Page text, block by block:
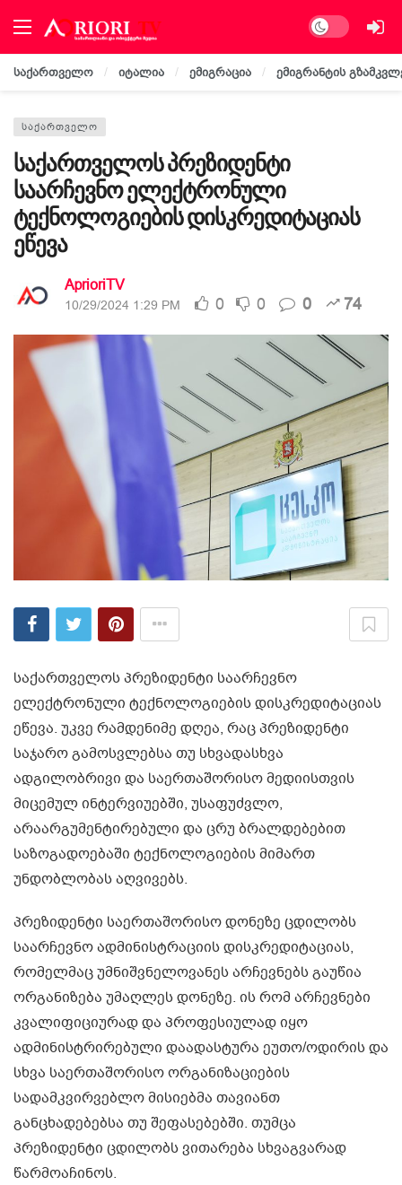
Dark mode
საქართველო იტალია ემიგრაცია ემიგრანტის
ᲡᲐᲥᲐᲠᲗᲕᲔᲚᲝ
საქართველოს პრეზიდენტი
საარჩევნო ელექტრონული
ტექნოლოგიების დისკრედიტაციას
ეწევა
AprioriTV
10/29/2024 1:29 PM 0 0 0 74
საქართველოს პრეზიდენტი საარჩევნო
ელექტრონული ტექნოლოგიების დისკრედიტაციას
ეწევა. უკვე რამდენიმე დღეა, რაც პრეზიდენტი
საჯარო გამოსვლებსა თუ სხვადასხვა
ადგილობრივი და საერთაშორისო მედიისთვის
მიცემულ ინტერვიუებში, უსაფუძვლო,
არაარგუმენტირებული და ცრუ ბრალდებებით
საზოგადოებაში ტექნოლოგიების მიმართ
უნდობლობას აღვივებს.
პრეზიდენტი საერთაშორისო დონეზე ცდილობს
საარჩევნო ადმინისტრაციის დისკრედიტაციას,
რომელმაც უმნიშვნელოვანეს არჩევნებს გაუწია
ორგანიზება უმაღლეს დონეზე. ის რომ არჩევნები
კვალიფიციურად და პროფესიულად იყო
ადმინისტრირებული დაადასტურა ეუთო/ოდირის და
სხვა საერთაშორისო ორგანიზაციების
სადამკვირვებლო მისიებმა თავიანთ
განცხადებებსა თუ შეფასებებში. თუმცა
პრეზიდენტი ცდილობს ვითარება სხვაგვარად
წარმოაჩინოს.